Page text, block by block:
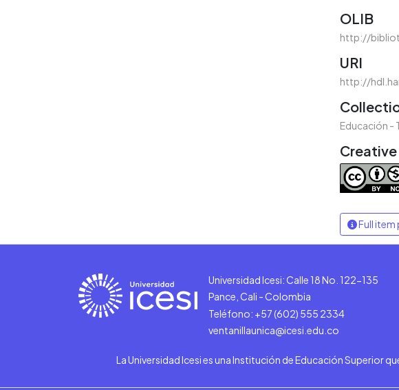
OLIB
http://
URI
http://
Educación -
Full item
Universidad Icesi: Calle 18 No. 122-135
Pance, Cali - Colombia
Teléfono: +57 (602) 555 2334
ventanillaunica@icesi.edu.co
La Universidad Icesi es una Institución de Educación Superior